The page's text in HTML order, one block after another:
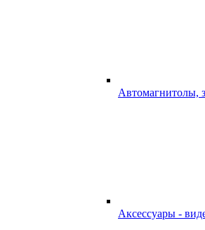
Автомагнитолы,
Аксессуары -